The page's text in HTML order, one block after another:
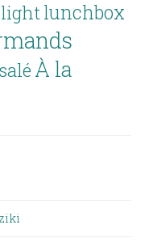
lightlunchbox
À la